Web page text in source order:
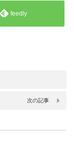
feedly
次の記事